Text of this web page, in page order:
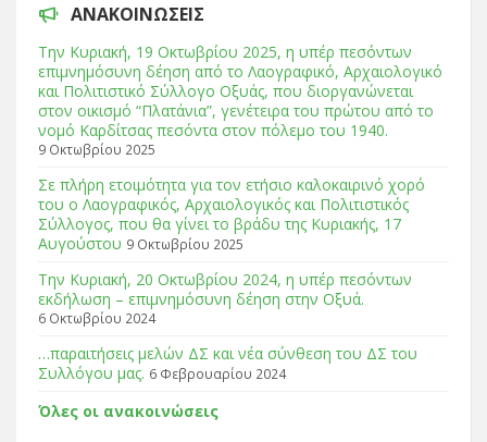
ΑΝΑΚΟΙΝΏΣΕΙΣ
Tην Κυριακή, 19 Οκτωβρίου 2025, η υπέρ πεσόντων
επιμνημόσυνη δέηση από το Λαογραφικό, Αρχαιολογικό
και Πολιτιστικό Σύλλογο Οξυάς, που διοργανώνεται
στον οικισμό “Πλατάνια”, γενέτειρα του πρώτου από το
νομό Καρδίτσας πεσόντα στον πόλεμο του 1940.
9 Οκτωβρίου 2025
Σε πλήρη ετοιμότητα για τον ετήσιο καλοκαιρινό χορό
του ο Λαογραφικός, Αρχαιολογικός και Πολιτιστικός
Σύλλογος, που θα γίνει το βράδυ της Κυριακής, 17
Αυγούστου 9 Οκτωβρίου 2025
Tην Κυριακή, 20 Οκτωβρίου 2024, η υπέρ πεσόντων
εκδήλωση – επιμνημόσυνη δέηση στην Οξυά.
6 Οκτωβρίου 2024
…παραιτήσεις μελών ΔΣ και νέα σύνθεση του ΔΣ του
Συλλόγου μας. 6 Φεβρουαρίου 2024
Όλες οι ανακοινώσεις